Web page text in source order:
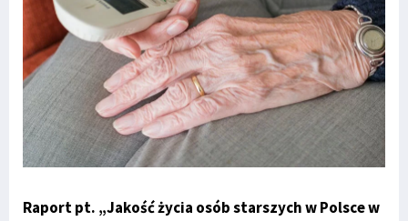
Raport pt. „Jakość życia osób starszych w Polsce w